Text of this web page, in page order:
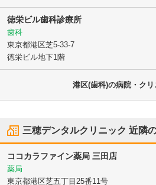
徳栄ビル歯科診療所
歯科
東京都港区芝5-33-7
徳栄ビル地下1階
港区(歯科)の病院・ク
三穂デンタルクリニック 近隣
ココカラファイン薬局 三田店
薬局
東京都港区芝五丁目25番11号